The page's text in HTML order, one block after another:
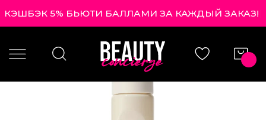
КЭШБЭК 5% БЬЮТИ БАЛЛАМИ ЗА КАЖДЫЙ ЗАКАЗ!|